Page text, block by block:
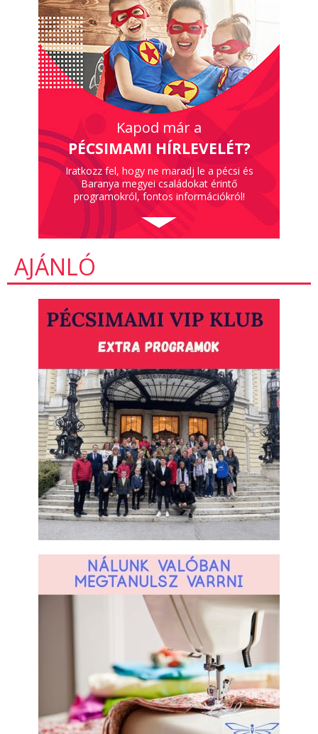
Kapod már a
PÉCSIMAMI HÍRLEVELÉT?
Iratkozz fel, hogy ne maradj le a pécsi és
Baranya megyei családokat érintő
programokról, fontos információkról!
AJÁNLÓ